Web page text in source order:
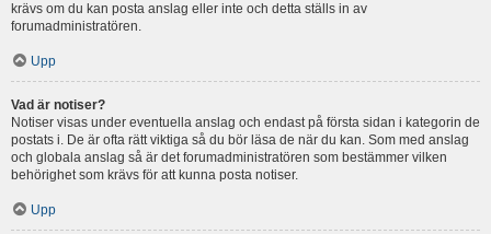
krävs om du kan posta anslag eller inte och detta ställs in av
forumadministratören.
Upp
Vad är notiser?
Notiser visas under eventuella anslag och endast på första sidan i kategorin de
postats i. De är ofta rätt viktiga så du bör läsa de när du kan. Som med anslag
och globala anslag så är det forumadministratören som bestämmer vilken
behörighet som krävs för att kunna posta notiser.
Upp